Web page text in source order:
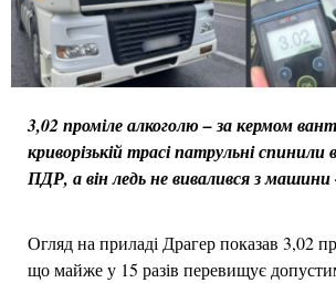
3,02 проміле алкоголю – за кермом
криворізькій трасі патрульні спинили
ПДР, а він ледь не вивалився з машини
Огляд на приладі Драгер показав 3,02
що майже у 15 разів перевищує